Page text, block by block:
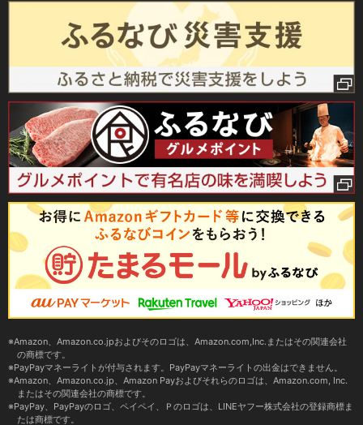
Amazon、Amazon.co.jpおよびそのロゴは、Amazon.com,Inc.またはその関連会社
の商標です。
PayPayマネーライトが付与されます。PayPayマネーライトの出金はできません。
Amazon、Amazon.co.jp、Amazon Payおよびそれらのロゴは、Amazon.com, Inc.
またはその関連会社の商標です。
PayPay、PayPayのロゴ、ペイペイ、Ｐのロゴは、LINEヤフー株式会社の登録商標ま
たは商標です。